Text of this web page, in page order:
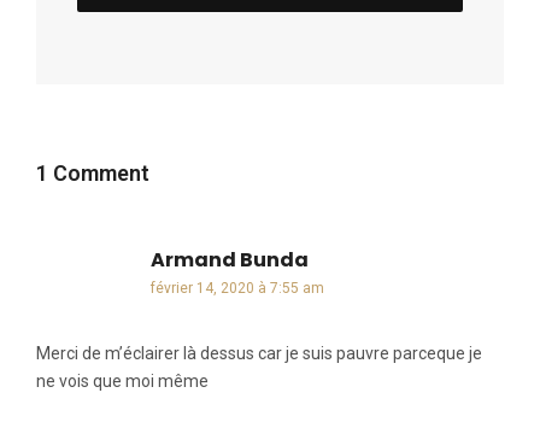
1 Comment
Armand Bunda
février 14, 2020 à 7:55 am
Merci de m’éclairer là dessus car je suis pauvre parceque je
ne vois que moi même